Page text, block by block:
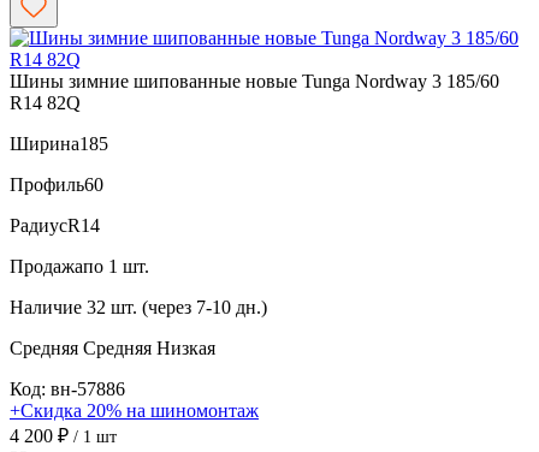
Шины зимние шипованные новые Tunga Nordway 3 185/60
R14 82Q
Ширина185
Профиль60
РадиусR14
Продажапо 1 шт.
Наличие 32 шт. (через 7-10 дн.)
Средняя Средняя Низкая
Код: вн-57886
+Скидка 20% на шиномонтаж
4 200 ₽ / 1 шт